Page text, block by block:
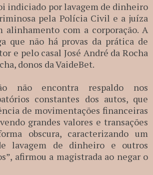
indiciado por lavagem de dinheiro
pela Polícia Civil e a juíza
alinhamento com a corporação. A
que não há provas da prática de
e pelo casal José André da Rocha
donos da VaideBet.
não encontra respaldo nos
constantes dos autos, que
de movimentações financeiras
grandes valores e transações
obscura, caracterizando um
lavagem de dinheiro e outros
afirmou a magistrada ao negar o